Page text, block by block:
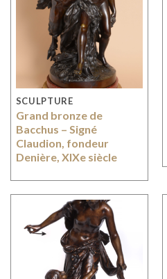
SCULPTURE
Grand bronze de
Bacchus – Signé
Claudion, fondeur
Denière, XIXe siècle